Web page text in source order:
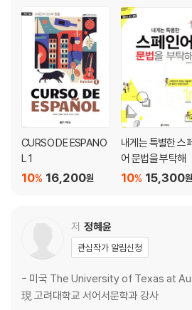
LECCION5 ¿Que hacias cuando eras
하곤 했니?
· Temas y Actividades 114
· Vocabulario y Expresiones 124
· Gramatica y Ejercicios 126
LECCION6 Esta ciudad fue construida
카인들에 의해 건설되었어요.
· Temas y Actividades 136
· Vocabulario y Expresiones 146
· Gramatica y Ejercicios 148
어떤 모습일까?
· Temas y Actividades 158
· Gramatica y Ejercicios 168
CURSO DE ESPANO
L 1
16,200원
10%
내게는 특별한 스
어 문법을 부탁해
15,300원
10%
저 정혜윤
관심작가 알림신청
- 미국 The University of Texas at
現 고려대학교 서어서문학과 강사